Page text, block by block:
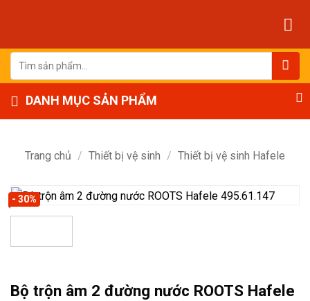
dung
Tìm
kiếm:
DANH MỤC SẢN PHẨM
Trang chủ / Thiết bị vệ sinh / Thiết bị vệ sinh Hafele
- 30%
Bộ trộn âm 2 đường nước ROOTS Hafele